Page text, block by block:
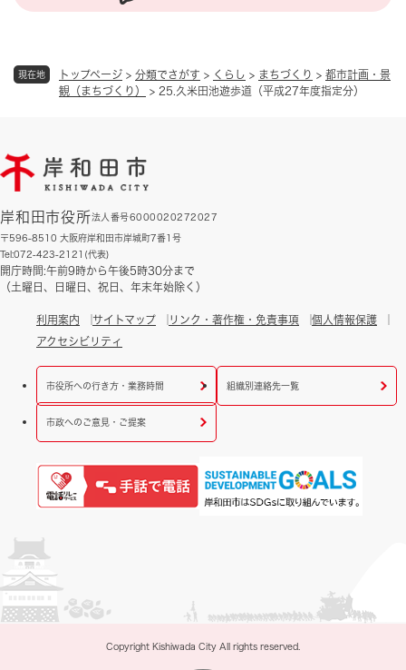
現在地 トップページ > 分類でさがす > くらし > まちづくり > 都市計画・景
観（まちづくり）
> 25.久米田池遊歩道（平成27年度指定分）
岸和田市役所法人番号6000020272027
〒596-8510 大阪府岸和田市岸城町7番1号
Tel:072-423-2121(代表)
開庁時間:午前9時から午後5時30分まで
（土曜日、日曜日、祝日、年末年始除く）
利用案内 サイトマップ リンク・著作権・免責事項
個人情報保護
アクセシビリティ
市役所への行き方・業務時間 組織別連絡先一覧
市政へのご意見・ご提案
Copyright Kishiwada City All rights reserved.